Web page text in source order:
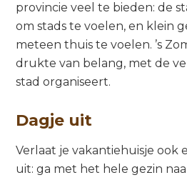
provincie veel te bieden: de
om stads te voelen, en klein
meteen thuis te voelen. ’s
drukte van belang, met de
stad organiseert.
Dagje uit
Verlaat je vakantiehuisje ook
uit: ga met het hele gezin